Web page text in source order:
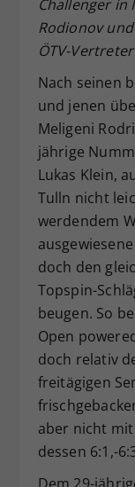
Challenger
Rodionov
ÖTV-
Nach seinen
und jenen
Meligeni
jährige
Lukas Klein,
Tulln nicht
werdendem
doch den
Topspin-
beugen. So
Open
doch relativ
freitägigen
aber nicht
dessen 6:1,-
Zweck